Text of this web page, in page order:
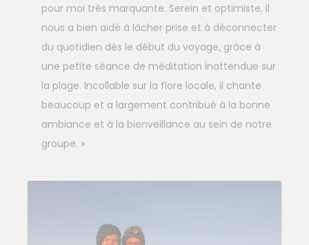
pour moi très marquante. Serein et optimiste, il
nous a bien aidé à lâcher prise et à déconnecter
du quotidien dès le début du voyage, grâce à
une petite séance de méditation inattendue sur
la plage. Incollable sur la flore locale, il chante
beaucoup et a largement contribué à la bonne
ambiance et à la bienveillance au sein de notre
groupe. »